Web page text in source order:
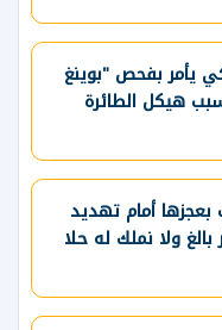
يأمر بفحص "بوينغ
بعجزها أمام تهديد
ولا نملك له حلا